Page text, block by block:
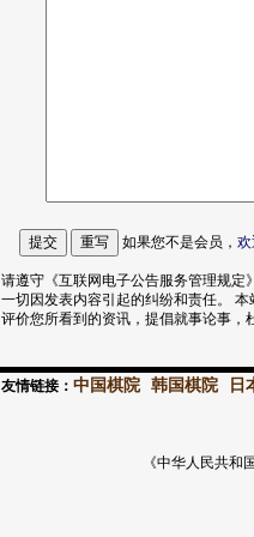
如果您不是会员， 欢
请遵守《互联网电子公告服务管理规定
一切因发表内容引起的纠纷和责任。
评价您所看到的资讯，提倡就事论事，
友情链接： 中国棋院 韩国棋院 日
《中华人民共